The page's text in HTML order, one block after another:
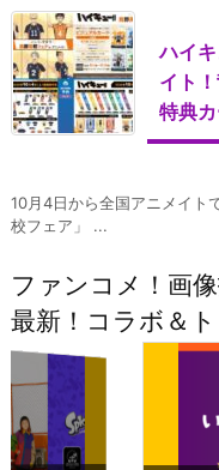
ハイ
イト
特典
10月4日から全国アニメイト
校フェア」 ...
ファンコメ！画
最新！コラボ＆